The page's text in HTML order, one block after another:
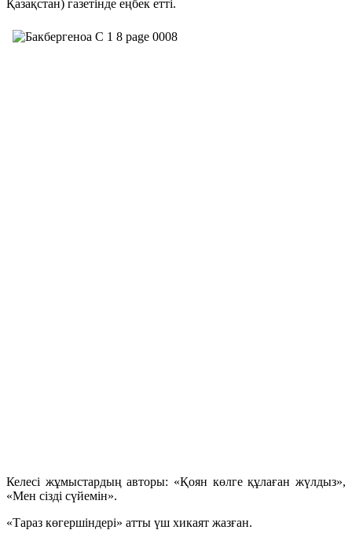
Қазақстан) газетінде еңбек етті.
Келесі жұмыстардың авторы: «Қоян көлге құлаған жүлдыз»,
«Мен сізді сүйемін».
«Тараз көгершіндері» атты үш хикаят жазған.